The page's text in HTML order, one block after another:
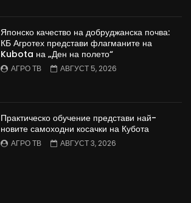
Японско качество на добруджанска почва:
КБ Агротех представи флагманите на
Kubota на „Ден на полето“
АГРО ТВ АВГУСТ 5, 2026
Практическо обучение представи най-
новите самоходни косачки на Кубота
АГРО ТВ АВГУСТ 3, 2026